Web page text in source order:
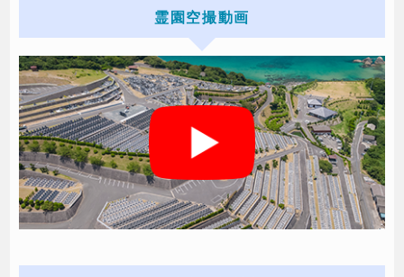
霊園空撮動画